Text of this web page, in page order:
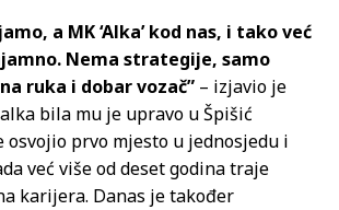
a MK ‘Alka’ kod nas, i tako već
Nema strategije, samo
ruka i dobar vozač” – izjavio je
bila mu je upravo u Špišić
osvojio prvo mjesto u jednosjedu i
već više od deset godina traje
karijera. Danas je također